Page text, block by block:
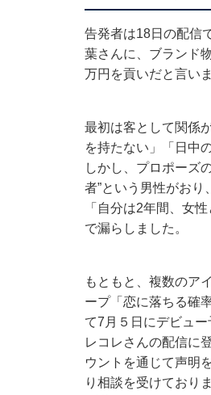
告発者は18日の配信
葉さんに、ブランド
万円を貢いだと言いま
最初は客として関係
を持たない」「日中
しかし、プロポーズ
者”という男性がお
「自分は2年間、女
で漏らしました。
もともと、複数のア
ープ「恋に落ちる確
て7月５日にデビュ
レコレさんの配信に
ウントを通じて声明
り相談を受けており